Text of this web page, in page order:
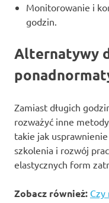
Monitorowanie i
godzin.
Alternatywy
Zamiast długich
rozważyć inne
takie jak
szkolenia i rozwój
elastycznych form
Zobacz również: Czy